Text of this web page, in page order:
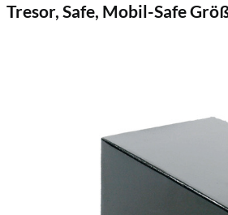
Tresor, Safe, Mobil-Safe